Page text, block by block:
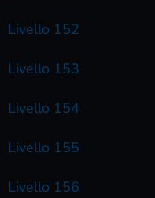
Livello 152
Livello 153
Livello 154
Livello 155
Livello 156